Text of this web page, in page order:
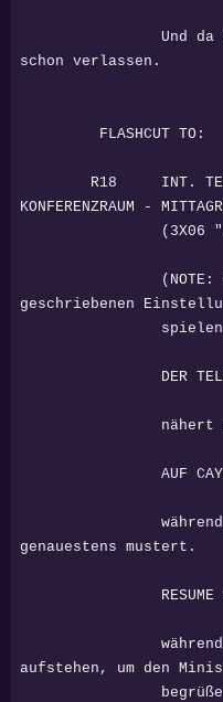
Und da hat sie
schon verlassen.
FLASHCUT TO:
R18 INT. TELLAR -
KONFERENZRAUM -
(3X06
(NOTE: Die
geschriebenen
spielen sich
DER
nähert sich nun
AUF
während
genauestens mustert.
RESUME
während
aufstehen, um den